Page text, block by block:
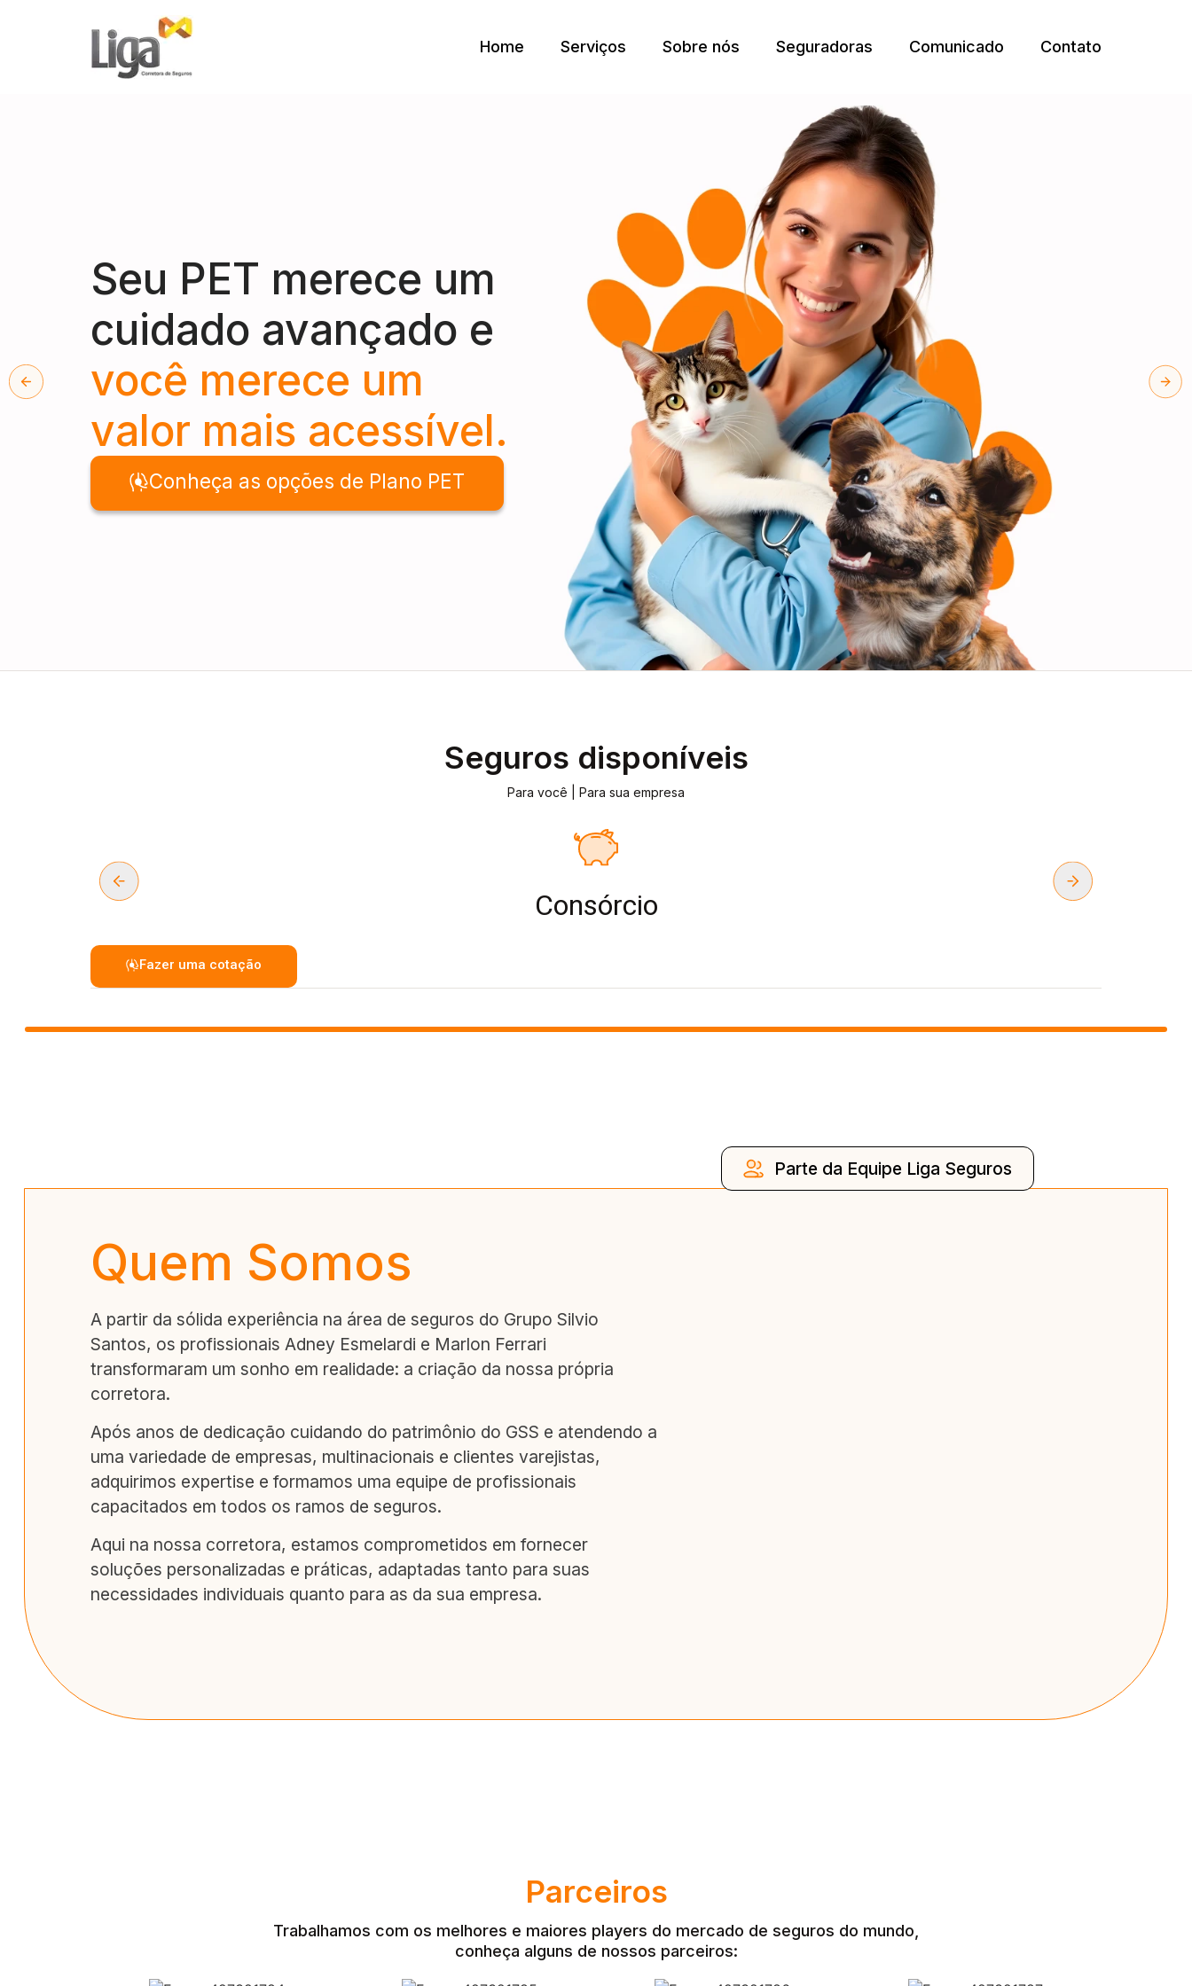
Home Serviços Sobre nós Seguradoras Comunicado Contato
Seu PET merece um
cuidado avançado e
você merece um
valor mais acessível.
Conheça as opções de Plano PET
Seguros disponíveis
Para você | Para sua empresa
Consórcio
Fazer uma cotação
Parte da Equipe Liga Seguros
Quem Somos
A partir da sólida experiência na área de seguros do Grupo Silvio
Santos, os profissionais Adney Esmelardi e Marlon Ferrari
transformaram um sonho em realidade: a criação da nossa própria
corretora.
Após anos de dedicação cuidando do patrimônio do GSS e atendendo a
uma variedade de empresas, multinacionais e clientes varejistas,
adquirimos expertise e formamos uma equipe de profissionais
capacitados em todos os ramos de seguros.
Aqui na nossa corretora, estamos comprometidos em fornecer
soluções personalizadas e práticas, adaptadas tanto para suas
necessidades individuais quanto para as da sua empresa.
Parceiros
Trabalhamos com os melhores e maiores players do mercado de seguros do mundo,
conheça alguns de nossos parceiros: